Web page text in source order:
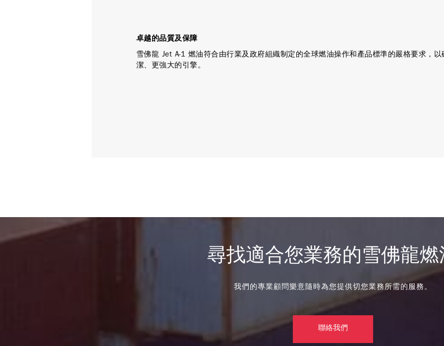
卓越的品質及保障
雪佛龍 Jet A-1 燃油符合由行業及政府組織制定的全球燃油操作和產品標準的嚴格要求，
潔、更強大的引擎。
尋找適合您業務的雪佛龍燃
我們的專業顧問樂意隨時為您提供切您業務所需的服務。
聯絡我們